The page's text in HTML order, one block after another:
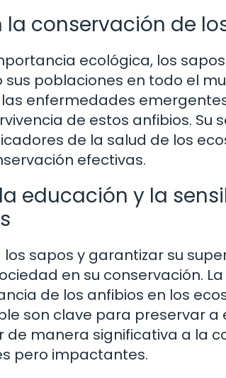
la conservación de
ecológica, los
sus poblaciones en todo el
enfermedades
de estos anfibios.
de la salud de los
efectivas.
educación y la
sapos y garantizar su
en su conservación.
de los anfibios en los
son clave para preservar
de manera significativa a la
pero impactantes.